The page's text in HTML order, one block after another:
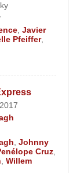
Filmi)
Maleficent:
Filmi)
Van Dyne)
(Sinema
Javier
Pfeiffer,
, Johnny
Cruz,
, Willem